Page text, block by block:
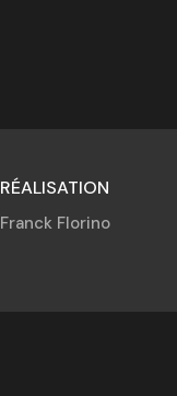
RÉALISATION
Franck Florino